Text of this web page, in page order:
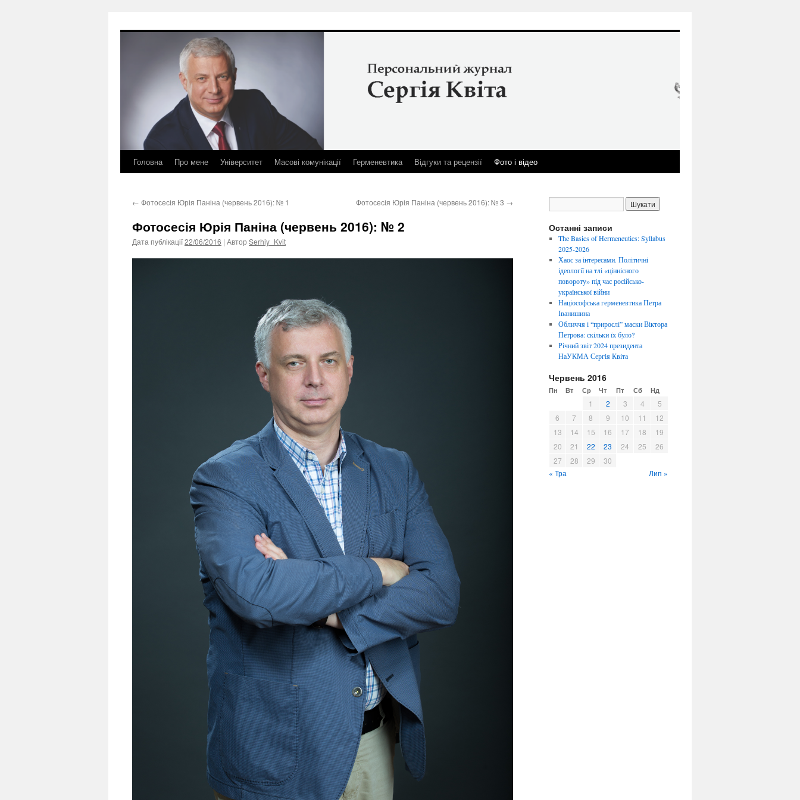
до
Головна Про мене Університет Масові комунікації Герменевтика Відгуки та рецензії Фото і відео
← Фотосесія Юрія Паніна (червень 2016): № 1 Фотосесія Юрія Паніна (червень 2016): № 3 →
Фотосесія Юрія Паніна (червень 2016): № 2
Дата публікації22/06/2016 | Автор Serhiy_Kvit
Останні записи
The Basics of Hermeneutics: Syllabus
2025-2026
Хаос за інтересами. Політичні
ідеології на тлі «ціннісного
повороту» під час російсько-
української війни
Націософська герменевтика Петра
Іванишина
Обличчя i “прирослi” маски Віктора
Петрова: скiльки їх було?
Річний звіт 2024 президента
НаУКМА Сергія Квіта
Червень 2016
Пн Вт Ср Чт Пт Сб Нд
1 2 3 4
5
6
7 8 9 10 11
12
13
14 15 16 17 18
19
20
21 22 23 24 25
26
27
28 29
30
« Тра
Лип »